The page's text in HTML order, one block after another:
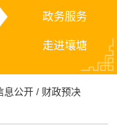
政务服务
走进壤塘
息公开 / 财政预决